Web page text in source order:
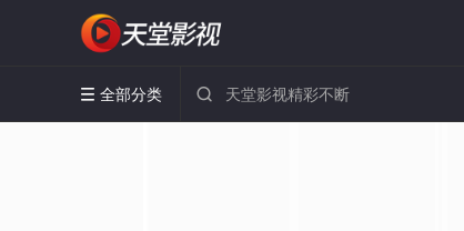
 全部分类 